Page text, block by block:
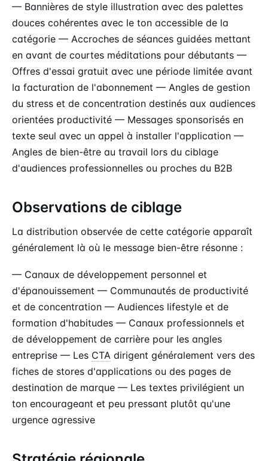
— Bannières de style illustration avec des palettes
douces cohérentes avec le ton accessible de la
catégorie — Accroches de séances guidées mettant
en avant de courtes méditations pour débutants —
Offres d'essai gratuit avec une période limitée avant
la facturation de l'abonnement — Angles de gestion
du stress et de concentration destinés aux audiences
orientées productivité — Messages sponsorisés en
texte seul avec un appel à installer l'application —
Angles de bien-être au travail lors du ciblage
d'audiences professionnelles ou proches du B2B
Observations de ciblage
La distribution observée de cette catégorie apparaît
généralement là où le message bien-être résonne :
— Canaux de développement personnel et
d'épanouissement — Communautés de productivité
et de concentration — Audiences lifestyle et de
formation d'habitudes — Canaux professionnels et
de développement de carrière pour les angles
entreprise — Les CTA dirigent généralement vers des
fiches de stores d'applications ou des pages de
destination de marque — Les textes privilégient un
ton encourageant et peu pressant plutôt qu'une
urgence agressive